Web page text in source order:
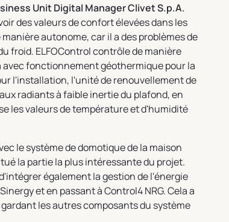
Unit Digital Manager Clivet S.p.A.
des valeurs de confort élevées dans les
autonome, car il a des problèmes de
froid. ELFOControl contrôle de manière
avec fonctionnement géothermique pour la
l'installation, l'unité de renouvellement de
radiants à faible inertie du plafond, en
les valeurs de température et d'humidité
le système de domotique de la maison
la partie la plus intéressante du projet.
également la gestion de l'énergie
et en passant à Control4 NRG. Cela a
les autres composants du système